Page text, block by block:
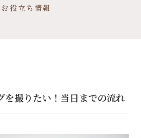
お役立ち情報
を撮りたい！当日までの流れ